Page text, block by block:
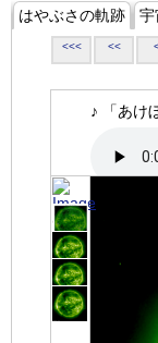
はやぶさの軌跡 宇
<<< <<
♪ 「あけ